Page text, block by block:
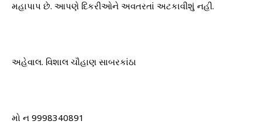
મહાપાપ છે. આપણે દિકરીઓને અવતરતાં અટકાવીશું નહી.
અહેવાલ. વિશાલ ચૌહાણ સાબરકાંઠા
મો ન 9998340891